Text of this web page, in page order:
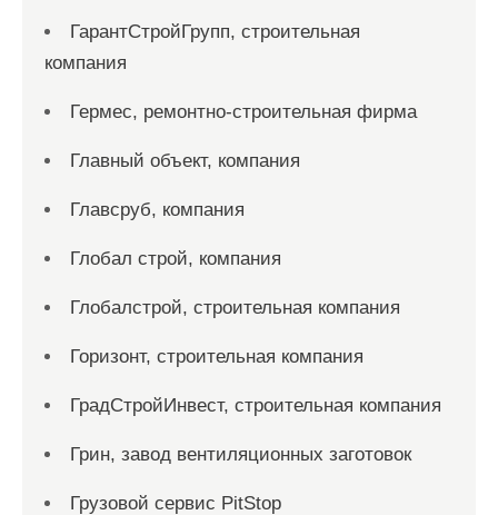
ГарантСтройГрупп, строительная
компания
Гермес, ремонтно-строительная фирма
Главный объект, компания
Главсруб, компания
Глобал строй, компания
Глобалстрой, строительная компания
Горизонт, строительная компания
ГрадСтройИнвест, строительная компания
Грин, завод вентиляционных заготовок
Грузовой сервис PitStop